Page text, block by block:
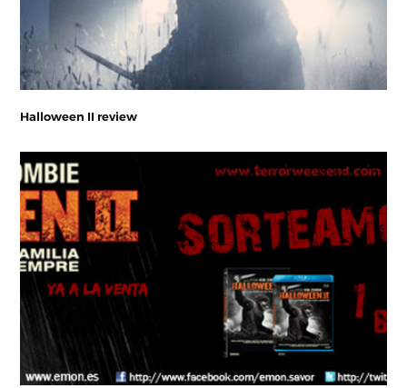
Halloween II review